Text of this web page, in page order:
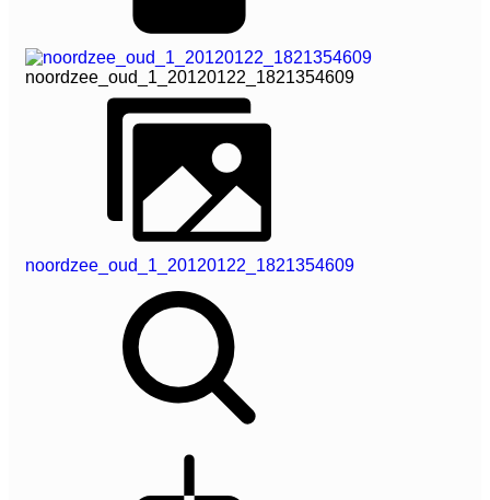
noordzee_oud_1_20120122_1821354609
noordzee_oud_1_20120122_1821354609